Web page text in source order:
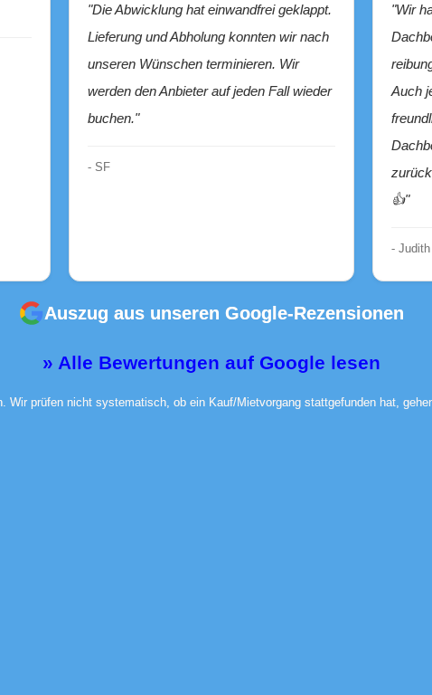
"Die Abwicklung hat einwandfrei geklappt.
Lieferung und Abholung konnten wir nach
unseren Wünschen terminieren. Wir
werden den Anbieter auf jeden Fall wieder
buchen."
- SF
"Wir haben bereits zum zweiten Mal eine
Auch
👍"
- Judith
Auszug aus unseren Google-Rezensionen
» Alle Bewertungen auf Google lesen